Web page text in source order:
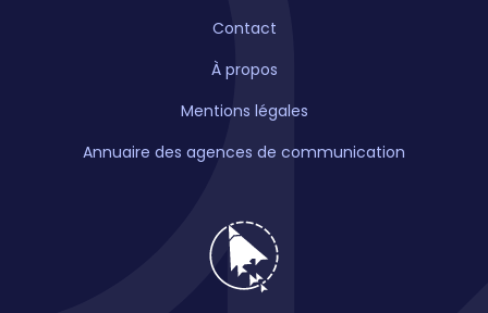
Contact
À propos
Mentions légales
Annuaire des agences de communication